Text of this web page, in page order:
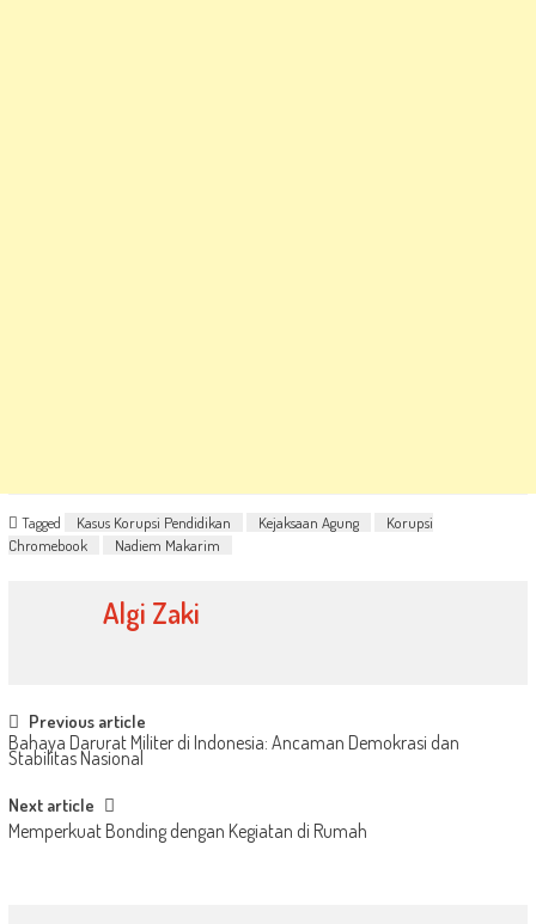
Tagged Kasus Korupsi Pendidikan Kejaksaan Agung
Korupsi
Chromebook
Nadiem Makarim
Algi Zaki
Post
navigation
Previous article
Bahaya Darurat Militer di Indonesia: Ancaman Demokrasi dan
Stabilitas Nasional
Next article
Memperkuat Bonding dengan Kegiatan di Rumah